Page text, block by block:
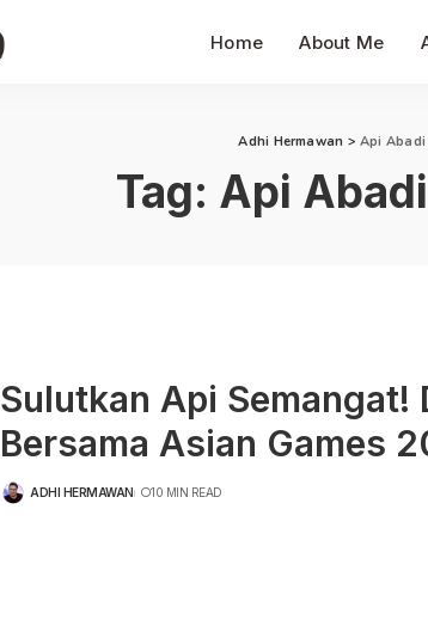
Home About Me
Adhi Hermawan > Api Abadi
Tag: Api
Sulutkan Api Semangat!
Bersama Asian Games
POSTED
ADHI HERMAWAN 10 MIN READ